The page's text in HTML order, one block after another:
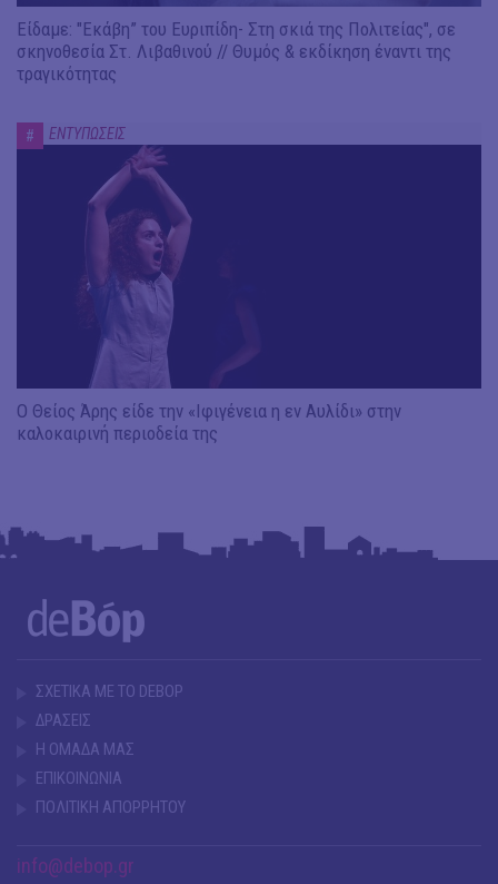
Είδαμε: "Εκάβη” του Ευριπίδη- Στη σκιά της Πολιτείας", σε
σκηνοθεσία Στ. Λιβαθινού // Θυμός & εκδίκηση έναντι της
τραγικότητας
# ΕΝΤΥΠΩΣΕΙΣ
Ο Θείος Άρης είδε την «Ιφιγένεια η εν Αυλίδι» στην
καλοκαιρινή περιοδεία της
ΣΧΕΤΙΚΑ ΜΕ ΤΟ DEBOP
ΔΡΑΣΕΙΣ
Η ΟΜΑΔΑ ΜΑΣ
ΕΠΙΚΟΙΝΩΝΙΑ
ΠΟΛΙΤΙΚΗ ΑΠΟΡΡΗΤΟΥ
info@debop.gr